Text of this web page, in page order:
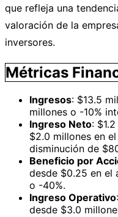
que refleja una
valoración de la
inversores.
Métricas
Ingresos: $13.5
millones o -10%
Ingreso Neto:
$2.0 millones en
disminución de
Beneficio por
desde $0.25 en el
o -40%.
Ingreso Operativo
desde $3.0